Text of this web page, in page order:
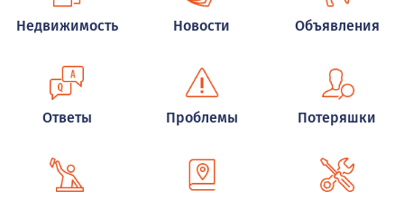
Недвижимость Новости Объявления
Ответы Проблемы Потеряшки